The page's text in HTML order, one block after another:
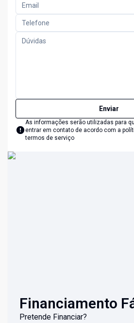
Enviar
As informações serão utilizadas para
entrar em contato de acordo com a
termos de serviço
Financiamento
Pretende Financiar?